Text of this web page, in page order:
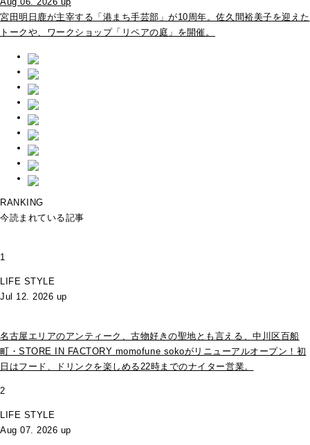
宮田明日鹿が主宰する「港まち手芸部」が10周年。佐久間裕美子を迎えた
トークや、ワークショップ「リペアの庭」を開催。
RANKING
今読まれている記事
1
LIFE STYLE
Jul 12. 2026 up
名古屋エリアのアンティーク、古物好きの聖地とも言える、中川区百船
町・STORE IN FACTORY momofune sokoがリニューアルオープン！初
日はフード、ドリンクを楽しめる22時までのナイター営業。
2
LIFE STYLE
Aug 07. 2026 up